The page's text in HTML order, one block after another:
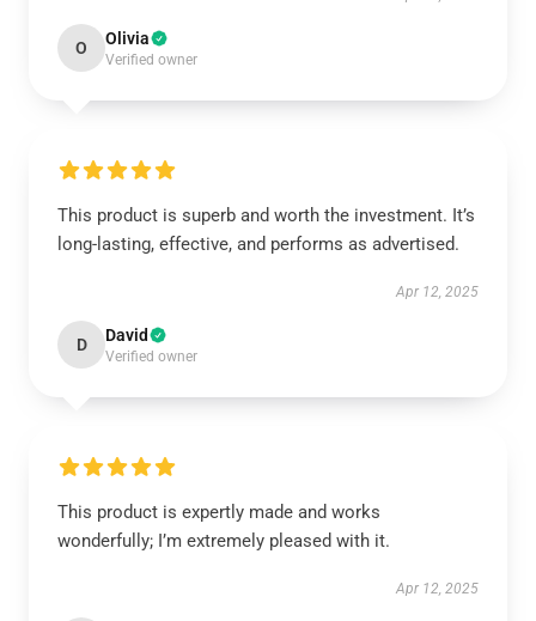
O Olivia
Verified owner
This product is superb and worth the investment. It’s
long-lasting, effective, and performs as advertised.
Apr 12, 2025
D David
Verified owner
This product is expertly made and works
wonderfully; I’m extremely pleased with it.
Apr 12, 2025